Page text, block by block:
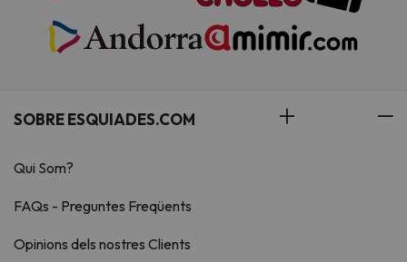
SOBRE ESQUIADES.COM
Qui Som?
FAQs - Preguntes Freqüents
Opinions dels nostres Clients